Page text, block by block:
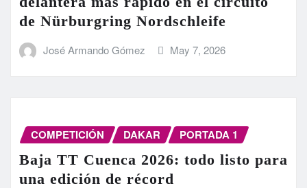
de Nürburgring Nordschleife
José Armando Gómez May 7, 2026
COMPETICIÓN DAKAR PORTADA 1
Baja TT Cuenca 2026: todo listo para
una edición de récord